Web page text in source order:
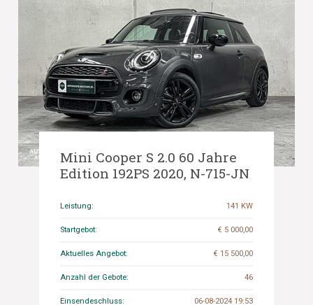
Mini Cooper S 2.0 60 Jahre
Edition 192PS 2020, N-715-JN
Leistung: 141 KW
Startgebot: € 5 000,00
Aktuelles Angebot: € 15 500,00
Anzahl der Gebote: 46
Einsendeschluss: 06-08-2024 19:53